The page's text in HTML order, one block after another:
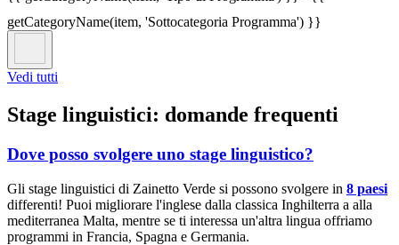
getCategoryName(item, 'Sottocategoria Programma') }}
Vedi tutti
Stage linguistici: domande frequenti
Dove posso svolgere uno stage linguistico?
Gli stage linguistici di Zainetto Verde si possono svolgere in 8 paesi
differenti! Puoi migliorare l'inglese dalla classica Inghilterra a alla
mediterranea Malta, mentre se ti interessa un'altra lingua offriamo
programmi in Francia, Spagna e Germania.